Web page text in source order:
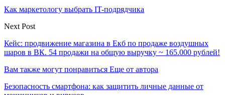
Как маркетологу выбрать IT-подрядчика
Next Post
Кейс: продвижение магазина в Екб по продаже воздушных
шаров в ВК. 54 продажи на общую выручку ~ 165.000 рублей!
Вам также могут понравиться Еще от автора
Безопасность смартфона: как защитить личные данные от